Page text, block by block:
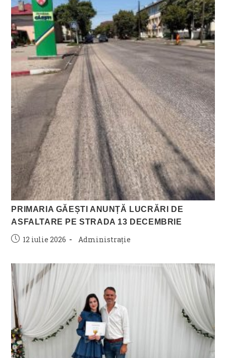
PRIMARIA GĂEȘTI ANUNȚĂ LUCRĂRI DE
ASFALTARE PE STRADA 13 DECEMBRIE
Post12 iulie 2026
Post
Administrație